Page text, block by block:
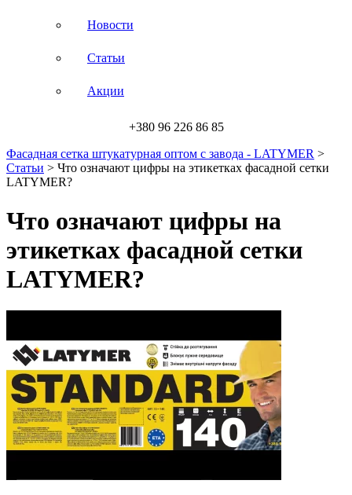
Новости
Статьи
Акции
+380 96 226 86 85
Фасадная сетка штукатурная оптом с завода - LATYMER >
Статьи > Что означают цифры на этикетках фасадной сетки
LATYMER?
Что означают цифры на
этикетках фасадной сетки
LATYMER?